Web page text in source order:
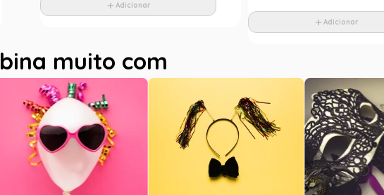
Adicionar
Adicionar
muito com